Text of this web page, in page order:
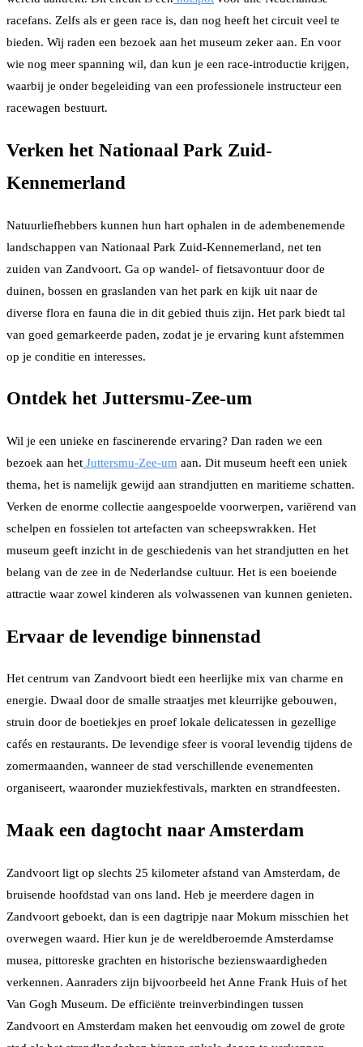
racefans. Zelfs als er geen race is, dan nog heeft het circuit veel te
bieden. Wij raden een bezoek aan het museum zeker aan. En voor
wie nog meer spanning wil, dan kun je een race-introductie krijgen,
waarbij je onder begeleiding van een professionele instructeur een
racewagen bestuurt.
Verken het Nationaal Park Zuid-
Kennemerland
Natuurliefhebbers kunnen hun hart ophalen in de adembenemende
landschappen van Nationaal Park Zuid-Kennemerland, net ten
zuiden van Zandvoort. Ga op wandel- of fietsavontuur door de
duinen, bossen en graslanden van het park en kijk uit naar de
diverse flora en fauna die in dit gebied thuis zijn. Het park biedt tal
van goed gemarkeerde paden, zodat je je ervaring kunt afstemmen
op je conditie en interesses.
Ontdek het Juttersmu-Zee-um
Wil je een unieke en fascinerende ervaring? Dan raden we een
bezoek aan het Juttersmu-Zee-um aan. Dit museum heeft een uniek
thema, het is namelijk gewijd aan strandjutten en maritieme schatten.
Verken de enorme collectie aangespoelde voorwerpen, variërend van
schelpen en fossielen tot artefacten van scheepswrakken. Het
museum geeft inzicht in de geschiedenis van het strandjutten en het
belang van de zee in de Nederlandse cultuur. Het is een boeiende
attractie waar zowel kinderen als volwassenen van kunnen genieten.
Ervaar de levendige binnenstad
Het centrum van Zandvoort biedt een heerlijke mix van charme en
energie. Dwaal door de smalle straatjes met kleurrijke gebouwen,
struin door de boetiekjes en proef lokale delicatessen in gezellige
cafés en restaurants. De levendige sfeer is vooral levendig tijdens de
zomermaanden, wanneer de stad verschillende evenementen
organiseert, waaronder muziekfestivals, markten en strandfeesten.
Maak een dagtocht naar Amsterdam
Zandvoort ligt op slechts 25 kilometer afstand van Amsterdam, de
bruisende hoofdstad van ons land. Heb je meerdere dagen in
Zandvoort geboekt, dan is een dagtripje naar Mokum misschien het
overwegen waard. Hier kun je de wereldberoemde Amsterdamse
musea, pittoreske grachten en historische bezienswaardigheden
verkennen. Aanraders zijn bijvoorbeeld het Anne Frank Huis of het
Van Gogh Museum. De efficiënte treinverbindingen tussen
Zandvoort en Amsterdam maken het eenvoudig om zowel de grote